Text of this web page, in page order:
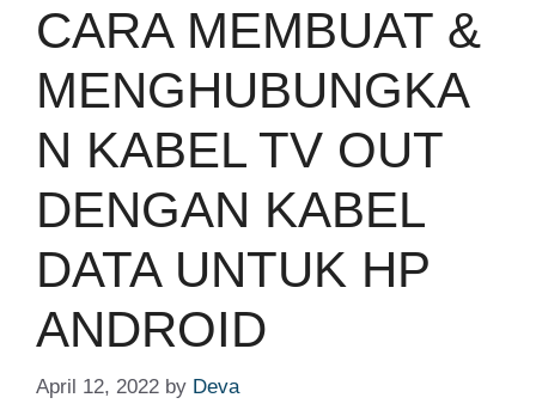
CARA MEMBUAT &
MENGHUBUNGKA
N KABEL TV OUT
DENGAN KABEL
DATA UNTUK HP
ANDROID
April 12, 2022 by Deva